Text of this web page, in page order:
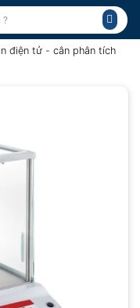
điện tử - cân phân tích